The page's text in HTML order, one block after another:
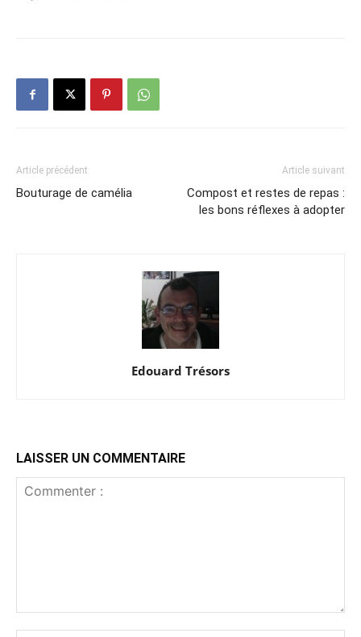
Article précédent
Bouturage de camélia
Article suivant
Compost et restes de repas :
les bons réflexes à adopter
Edouard Trésors
LAISSER UN COMMENTAIRE